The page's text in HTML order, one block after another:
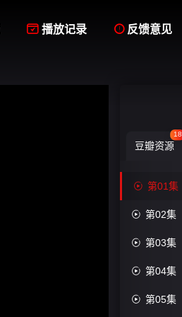
 播放记录  反馈意见
豆瓣资源
18
 第01集
 第02集
 第03集
 第04集
 第05集